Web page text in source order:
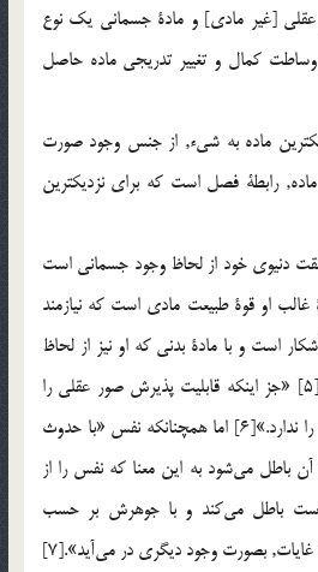
[غير مادی] و مادة جسمانی يک نوع
کمال و تغيير تدريجی ماده حاصل
ماده به شیء, از جنس وجود صورت
رابطة فصل است که برای نزديکترين
دنيوی خود از لحاظ وجود جسمانی است
است[4] و قوة غالب او قوة طبيعت مادی است که نيازمند
است و با مادة بدنی که او نيز از لحاظ
وجود ناآشکار است ارتباط دارد[5] «جز اينکه قابليت پذيرش صور عقلی را
دارد در حاليکه بدن اين قابليت را ندارد.»[6] اما همچنانکه نفس «با حدوث
باطل مي‌شود به اين معنا که نفس را از
است باطل مي‌کند و با جوهرش بر حسب
استکمالات جوهری اش بسمت غايات, بصورت وجود ديگری در مي‌آيد».[7]